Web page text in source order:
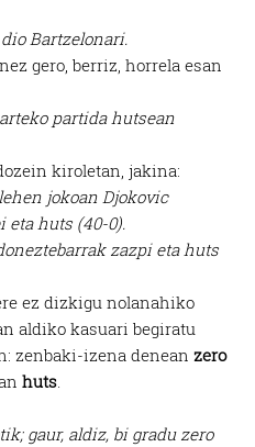
Bartzelonari.
gero, berriz, horrela esan
partida hutsean
kiroletan, jakina:
jokoan Djokovic
eta huts (40-0).
zazpi eta huts
ez dizkigu nolanahiko
aldiko kasuari begiratu
zenbaki-izena deneanzero
huts.
gaur, aldiz, bi gradu zero